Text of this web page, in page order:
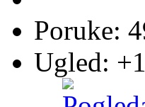
Poruke:
Ugled: